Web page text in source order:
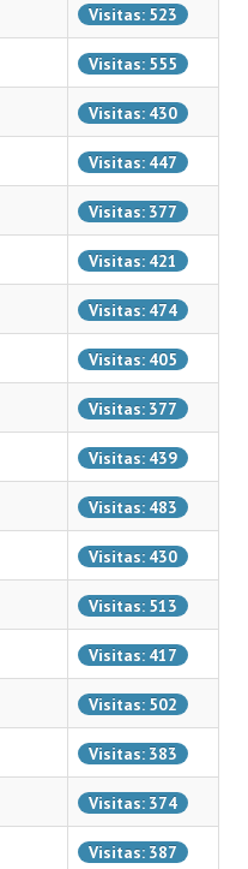
Visitas: 523
Visitas: 555
Visitas: 430
Visitas: 447
Visitas: 377
Visitas: 421
Visitas: 474
Visitas: 405
Visitas: 377
Visitas: 439
Visitas: 483
Visitas: 430
Visitas: 513
Visitas: 417
Visitas: 502
Visitas: 383
Visitas: 374
Visitas: 387